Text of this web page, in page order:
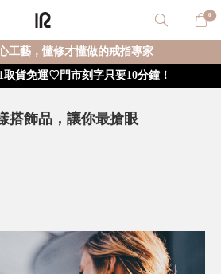
0
工藝，懂修才懂做的戒指專家
貨免運♡門市刻字只要10分鐘！
搭飾品，讓你最搶眼